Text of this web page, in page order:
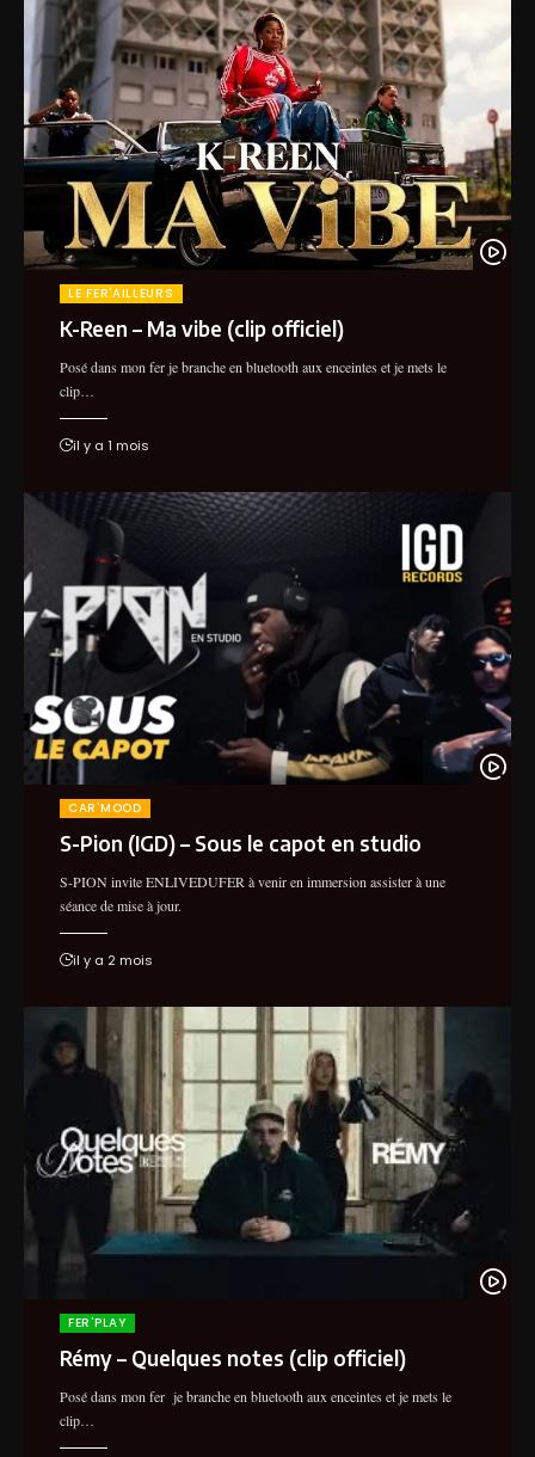
LE FER'AILLEURS
K-Reen – Ma vibe (clip officiel)
Posé dans mon fer je branche en bluetooth aux enceintes et je mets le
clip…
il y a 1 mois
CAR'MOOD
S-Pion (IGD) – Sous le capot en studio
S-PION invite ENLIVEDUFER à venir en immersion assister à une
séance de mise à jour.
il y a 2 mois
FER'PLAY
Rémy – Quelques notes (clip officiel)
Posé dans mon fer je branche en bluetooth aux enceintes et je mets le
clip…